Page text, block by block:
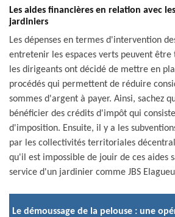
Les aides financières en relation avec
jardiniers
Les dépenses en termes d'intervention
entretenir les espaces verts peuvent être
les dirigeants ont décidé de mettre en
procédés qui permettent de réduire
sommes d'argent à payer. Ainsi, sachez
bénéficier des crédits d'impôt qui
d'imposition. Ensuite, il y a les
par les collectivités territoriales
qu'il est impossible de jouir de ces aides
service d'un jardinier comme JBS
Le démoussage de la pelouse : une